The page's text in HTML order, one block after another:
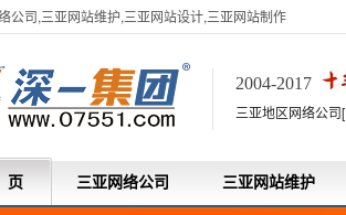
公司,三亚网站维护,三亚网站设计,三亚网站制作
2004-2017
三亚地区网络公司[
页 三亚网络公司 三亚网站维护